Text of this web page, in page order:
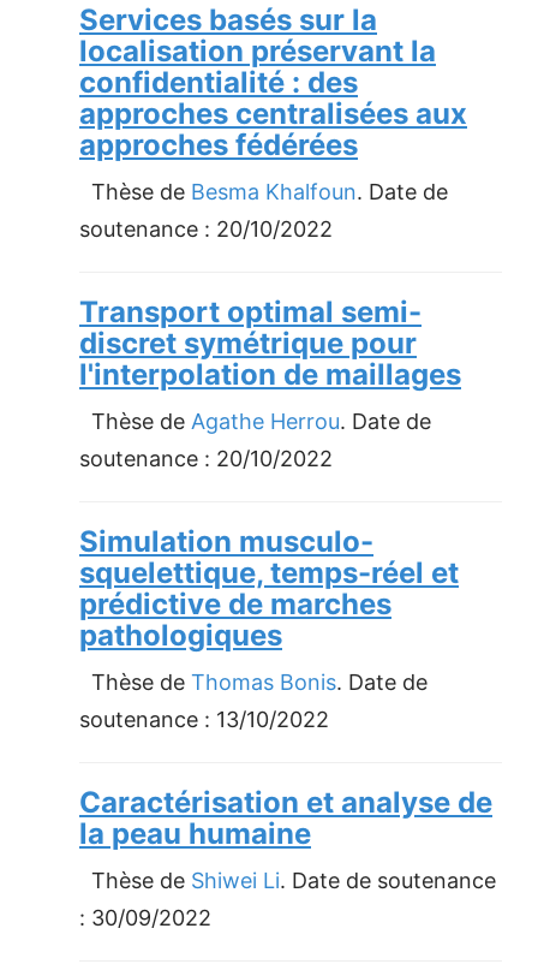
Services basés sur la
localisation préservant la
confidentialité : des
approches centralisées aux
approches fédérées
Thèse de Besma Khalfoun. Date de
soutenance : 20/10/2022
Transport optimal semi-
discret symétrique pour
l'interpolation de maillages
Thèse de Agathe Herrou. Date de
soutenance : 20/10/2022
Simulation musculo-
squelettique, temps-réel et
prédictive de marches
pathologiques
Thèse de Thomas Bonis. Date de
soutenance : 13/10/2022
Caractérisation et analyse de
la peau humaine
Thèse de Shiwei Li. Date de soutenance
: 30/09/2022